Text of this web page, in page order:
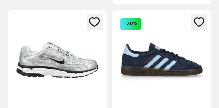
Åbner en Modal til at logge ind eller tilmelde dig som
Åbner en Modal til at logge
-20%